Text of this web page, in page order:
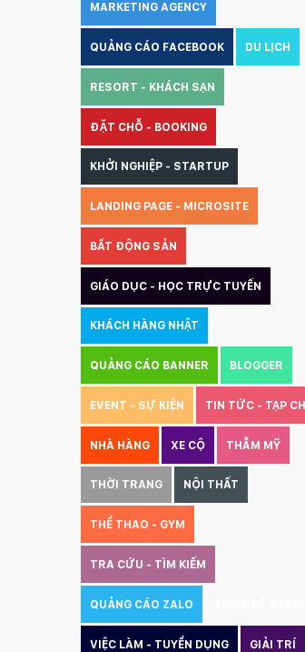
MARKETING AGENCY
QUẢNG CÁO FACEBOOK DU LỊCH
RESORT - KHÁCH SẠN
ĐẶT CHỖ - BOOKING
KHỞI NGHIỆP - STARTUP
LANDING PAGE - MICROSITE
BẤT ĐỘNG SẢN
GIÁO DỤC - HỌC TRỰC TUYẾN
KHÁCH HÀNG NHẬT
QUẢNG CÁO BANNER BLOGGER
EVENT - SỰ KIỆN TIN TỨC - TẠP CHÍ
NHÀ HÀNG XE CỘ THẪM MỸ
THỜI TRANG NỘI THẤT
THỂ THAO - GYM
TRA CỨU - TÌM KIẾM
QUẢNG CÁO ZALO
VIỆC LÀM - TUYỂN DỤNG GIẢI TRÍ